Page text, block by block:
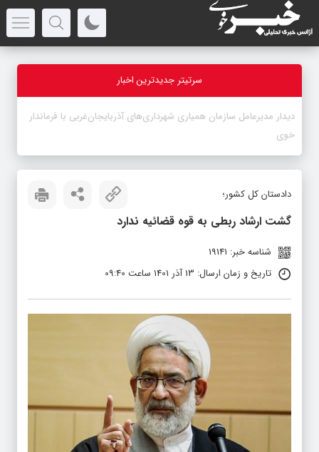
سرتیتر جدیدترین اخبار
-
گشت ارشاد ربطی به قوه قضائیه ندارد
شناسه خبر: 19141
تاریخ و زمان ارسال: 13 آذر 1401 ساعت 09:40